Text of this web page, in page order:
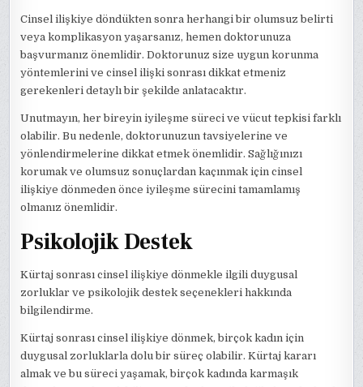
Cinsel ilişkiye döndükten sonra herhangi bir olumsuz belirti
veya komplikasyon yaşarsanız, hemen doktorunuza
başvurmanız önemlidir. Doktorunuz size uygun korunma
yöntemlerini ve cinsel ilişki sonrası dikkat etmeniz
gerekenleri detaylı bir şekilde anlatacaktır.
Unutmayın, her bireyin iyileşme süreci ve vücut tepkisi farklı
olabilir. Bu nedenle, doktorunuzun tavsiyelerine ve
yönlendirmelerine dikkat etmek önemlidir. Sağlığınızı
korumak ve olumsuz sonuçlardan kaçınmak için cinsel
ilişkiye dönmeden önce iyileşme sürecini tamamlamış
olmanız önemlidir.
Psikolojik Destek
Kürtaj sonrası cinsel ilişkiye dönmekle ilgili duygusal
zorluklar ve psikolojik destek seçenekleri hakkında
bilgilendirme.
Kürtaj sonrası cinsel ilişkiye dönmek, birçok kadın için
duygusal zorluklarla dolu bir süreç olabilir. Kürtaj kararı
almak ve bu süreci yaşamak, birçok kadında karmaşık